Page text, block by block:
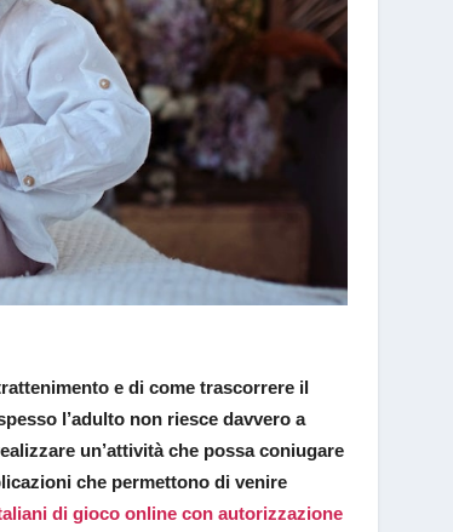
e di come trascorrere il
l’adulto non riesce davvero a
un’attività che possa coniugare
che permettono di venire
di gioco online con autorizzazione